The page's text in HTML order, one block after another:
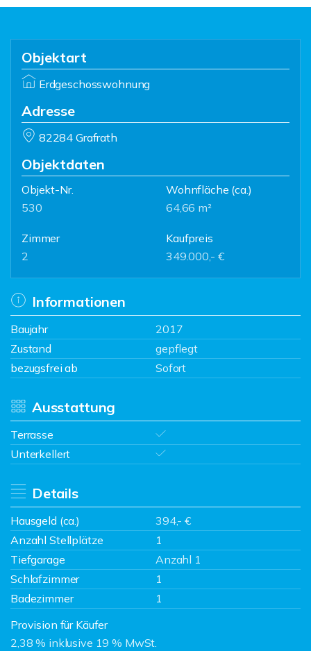
Objektart
Erdgeschosswohnung
Adresse
82284 Grafrath
Objektdaten
Objekt-Nr.
530
Wohnfläche (ca.)
64,66 m²
Zimmer
2
Kaufpreis
349.000,- €
Informationen
Baujahr
2017
Zustand
gepflegt
bezugsfrei ab
Sofort
Ausstattung
Terrasse
Unterkellert
Details
Hausgeld (ca.)
394,- €
Anzahl Stellplätze
1
Tiefgarage
Anzahl 1
Schlafzimmer
1
Badezimmer
1
Provision für Käufer
2,38 % inklusive 19 % MwSt.